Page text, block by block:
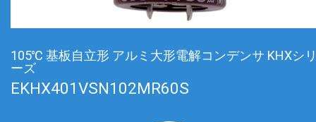
105℃ 基板自立形 アルミ大形電解コンデンサ KHXシ
ーズ
EKHX401VSN102MR60S